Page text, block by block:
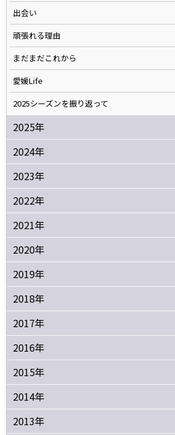
出会い
頑張れる理由
まだまだこれから
愛媛Life
2025シーズンを振り返って
2025年
2024年
2023年
2022年
2021年
2020年
2019年
2018年
2017年
2016年
2015年
2014年
2013年